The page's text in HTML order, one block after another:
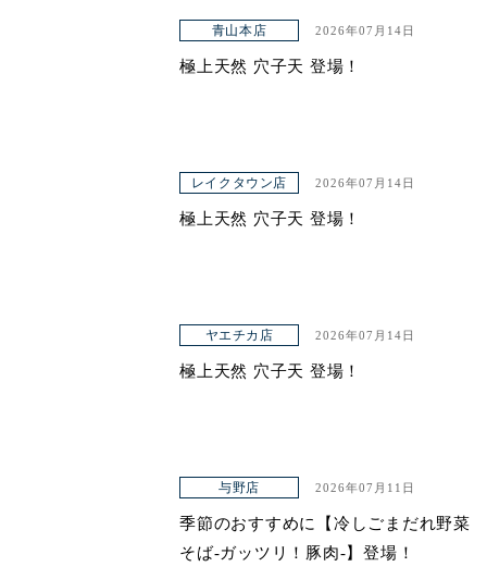
店舗一覧
ヤエチカ店
与野店
アクセス
青山本店
与野店
青山本店 2026年07月14日
極上天然 穴子天 登場！
レイクタウン店 2026年07月14日
極上天然 穴子天 登場！
ヤエチカ店 2026年07月14日
極上天然 穴子天 登場！
与野店 2026年07月11日
季節のおすすめに【冷しごまだれ野菜
そば-ガッツリ！豚肉-】登場！